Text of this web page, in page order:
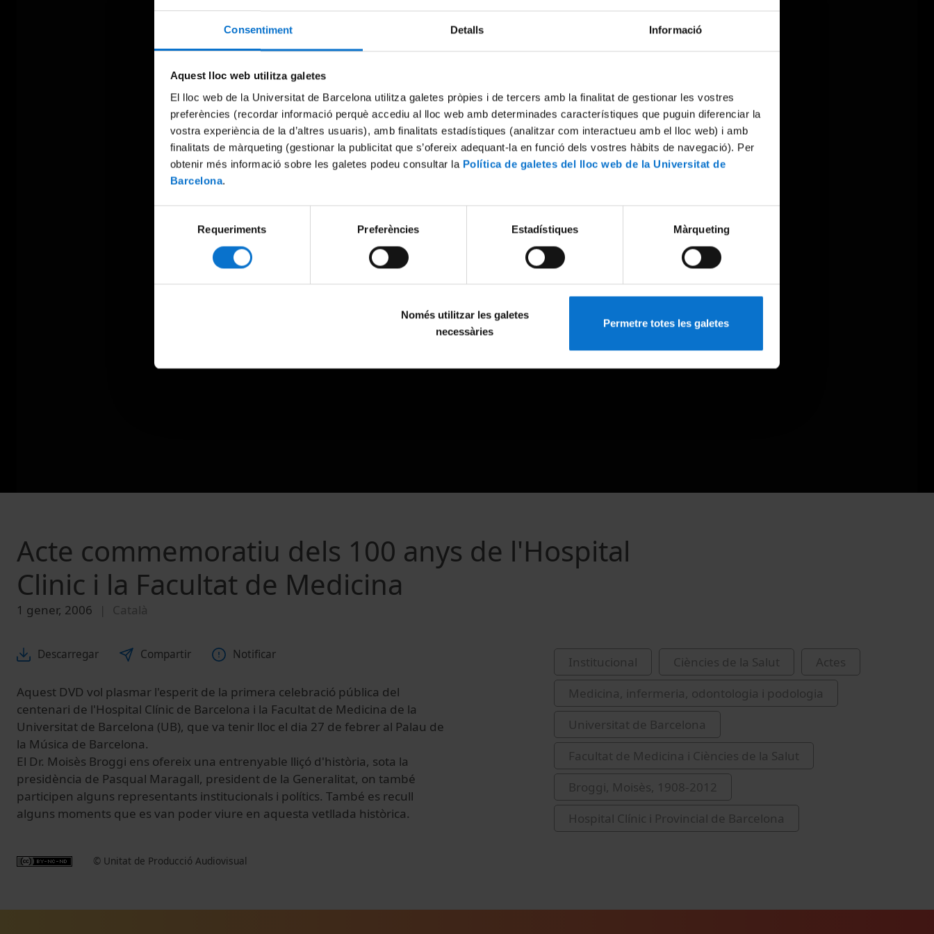
Consentiment Detalls Informació
Aquest lloc web utilitza galetes
El lloc web de la Universitat de Barcelona utilitza galetes pròpies i de tercers amb la finalitat de gestionar les vostres
preferències (recordar informació perquè accediu al lloc web amb determinades característiques que puguin diferenciar la
vostra experiència de la d’altres usuaris), amb finalitats estadístiques (analitzar com interactueu amb el lloc web) i amb
finalitats de màrqueting (gestionar la publicitat que s’ofereix adequant-la en funció dels vostres hàbits de navegació). Per
obtenir més informació sobre les galetes podeu consultar la Política de galetes del lloc web de la Universitat de
Barcelona.
Requeriments Preferències Estadístiques Màrqueting
Només utilitzar les galetes
necessàries
Permetre totes les galetes
Try again
Acte commemoratiu dels 100 anys de l'Hospital
Clinic i la Facultat de Medicina
1 gener, 2006 Català
Descarregar Compartir Notificar
Aquest DVD vol plasmar l'esperit de la primera celebració pública del
centenari de l'Hospital Clínic de Barcelona i la Facultat de Medicina de la
Universitat de Barcelona (UB), que va tenir lloc el dia 27 de febrer al Palau de
la Música de Barcelona.
El Dr. Moisès Broggi ens ofereix una entrenyable lliçó d'història, sota la
presidència de Pasqual Maragall, president de la Generalitat, on també
participen alguns representants institucionals i polítics. També es recull
alguns moments que es van poder viure en aquesta vetllada històrica.
© Unitat de Producció Audiovisual
Institucional Ciències de la Salut
Actes
Medicina, infermeria, odontologia i podologia
Universitat de Barcelona
Facultat de Medicina i Ciències de la Salut
Broggi, Moisès, 1908-2012
Hospital Clínic i Provincial de Barcelona